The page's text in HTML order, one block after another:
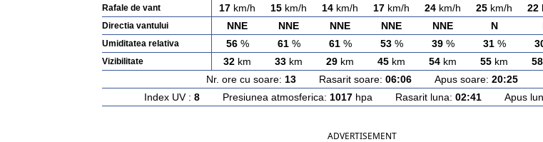
Rafale de vant 17 km/h 15 km/h 14 km/h 17 km/h 24 km/h 25 km/h 22
Directia vantului NNE NNE NNE NNE NNE N
Umiditatea relativa 56% 61% 61% 53% 39% 31%
Vizibilitate 32 km 33 km 29 km 45 km 54 km 55 km 58
Nr. ore cu soare: 13 Rasarit soare: 06:06 Apus soare: 20:25
Index UV : 8Presiunea atmosferica: 1017hpa Rasarit luna: 02:41Apus
ADVERTISEMENT